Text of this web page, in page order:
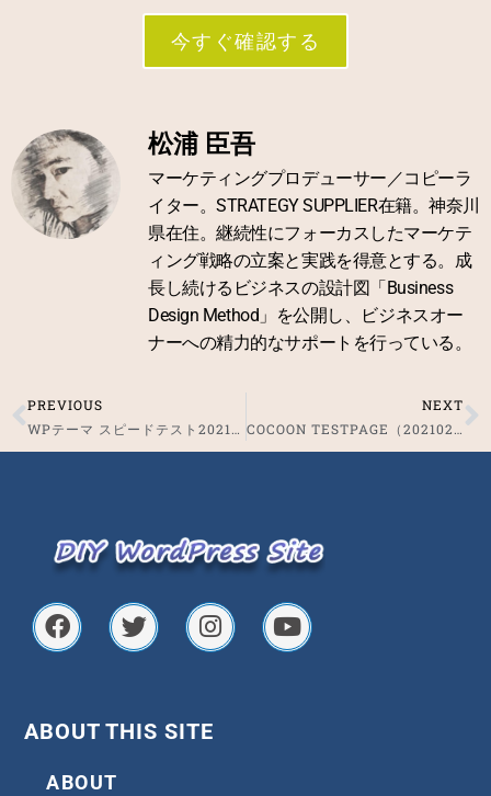
今すぐ確認する
松浦 臣吾
マーケティングプロデューサー／コピーラ
イター。STRATEGY SUPPLIER在籍。神奈川
県在住。継続性にフォーカスしたマーケテ
ィング戦略の立案と実践を得意とする。成
長し続けるビジネスの設計図「Business
Design Method」を公開し、ビジネスオー
ナーへの精力的なサポートを行っている。
Prev
PREVIOUS
WPテーマ スピードテスト2021_LIGHTNING
NEXT
COCOON TESTPAGE（202102）
a
c
o
o
k
w
i
e
r
n
s
g
r
o
u
ABOUT THIS SITE
ABOUT